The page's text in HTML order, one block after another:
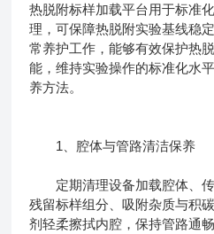
热脱附标样加载平台用于标准
理，可保障热脱附实验基线稳
常养护工作，能够有效保护热
能，维持实验操作的标准化水
养方法。
1、腔体与管路清洁保养
定期清理设备加载腔体、传
残留标样组分、吸附杂质与积
剂轻柔擦拭内腔，保持管路通